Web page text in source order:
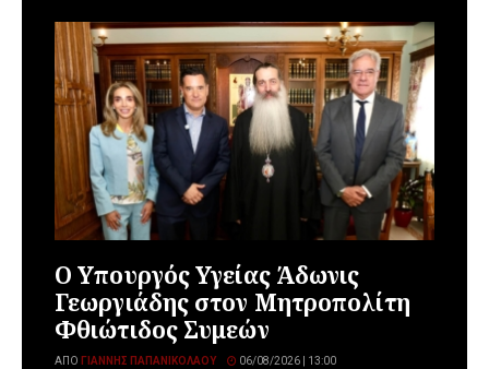
O Υπουργός Υγείας Άδωνις
Γεωργιάδης στον Μητροπολίτη
Φθιώτιδος Συμεών
ΑΠΌ ΓΙΆΝΝΗΣ ΠΑΠΑΝΙΚΟΛΆΟΥ 06/08/2026 | 13:00